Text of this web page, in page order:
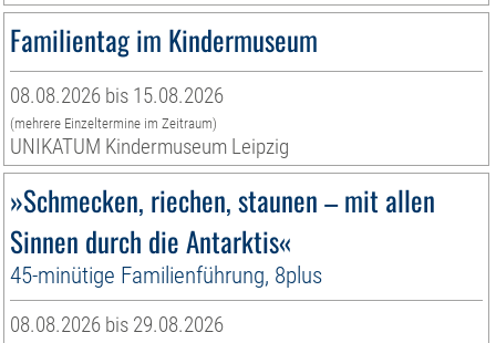
Familientag im Kindermuseum
08.08.2026 bis 15.08.2026
(mehrere Einzeltermine im Zeitraum)
UNIKATUM Kindermuseum Leipzig
»Schmecken, riechen, staunen – mit allen
Sinnen durch die Antarktis«
45-minütige Familienführung, 8plus
08.08.2026 bis 29.08.2026